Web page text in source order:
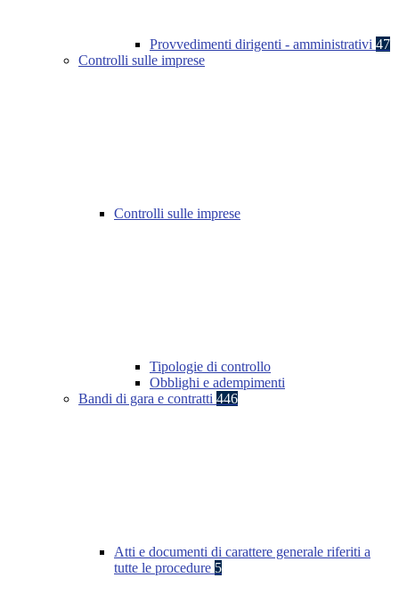
Provvedimenti dirigenti - amministrativi 47
Controlli sulle imprese
Controlli sulle imprese
Tipologie di controllo
Obblighi e adempimenti
Bandi di gara e contratti 446
Atti e documenti di carattere generale riferiti a
tutte le procedure 5